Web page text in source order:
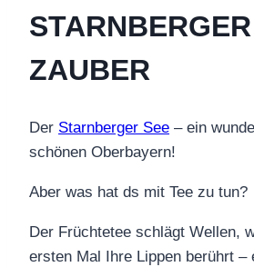
ZAUBER
Der Starnberger See – ein
schönen Oberbayern!
Aber was hat ds mit Tee zu tun?
Der Früchtetee schlägt Wellen,
ersten Mal Ihre Lippen berührt –